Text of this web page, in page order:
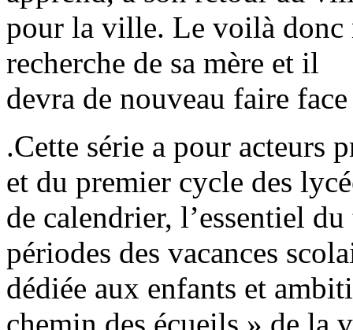
pour la ville. Le voilà
recherche de sa mère et il
devra de nouveau faire
.Cette série a pour acteurs
et du premier cycle des
de calendrier, l’essentiel
périodes des vacances
dédiée aux enfants et
chemin des écueils » de la